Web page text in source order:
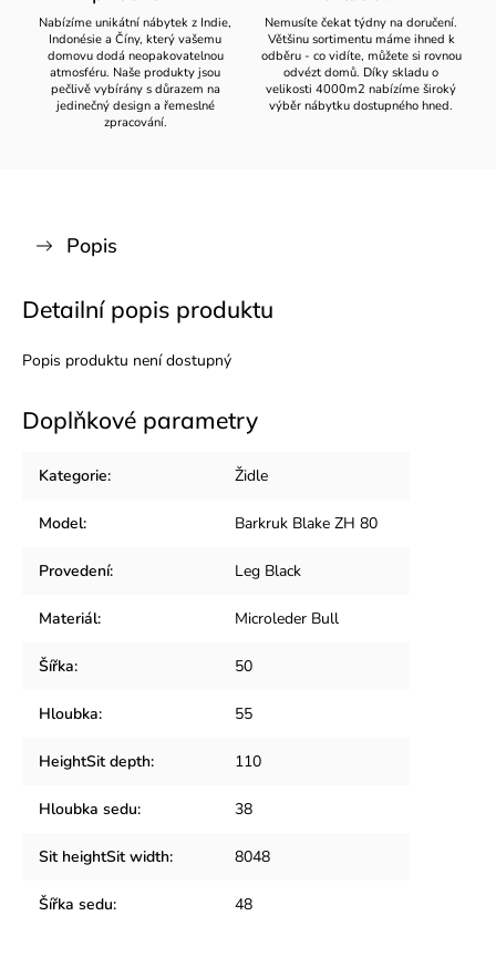
Nabízíme unikátní nábytek z Indie,
Indonésie a Číny, který vašemu
domovu dodá neopakovatelnou
atmosféru. Naše produkty jsou
pečlivě vybírány s důrazem na
jedinečný design a řemeslné
zpracování.
Nemusíte čekat týdny na doručení.
Většinu sortimentu máme ihned k
odběru - co vidíte, můžete si rovnou
odvézt domů. Díky skladu o
velikosti 4000m2 nabízíme široký
výběr nábytku dostupného hned.
Popis
Detailní popis produktu
Popis produktu není dostupný
Doplňkové parametry
Kategorie: Židle
Model: Barkruk Blake ZH 80
Provedení: Leg Black
Materiál: Microleder Bull
Šířka: 50
Hloubka: 55
HeightSit depth: 110
Hloubka sedu: 38
Sit heightSit width: 8048
Šířka sedu: 48